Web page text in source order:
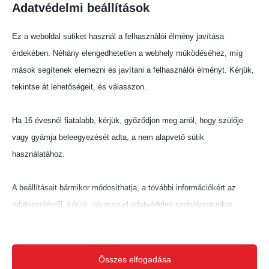
befejezéséig nem közöl további részleteket.
Megosztás:
Adatvédelmi beállítások
Ez a weboldal sütiket használ a felhasználói élmény javítása
érdekében. Néhány elengedhetetlen a webhely működéséhez, míg
mások segítenek elemezni és javítani a felhasználói élményt. Kérjük,
tekintse át lehetőségeit, és válasszon.
Ha 16 évesnél fiatalabb, kérjük, győződjön meg arról, hogy szülője
vagy gyámja beleegyezését adta, a nem alapvető sütik
használatához.
A beállításait bármikor módosíthatja, a további információkért az
adatkezelésről, kérjük, olvassa el adatvédelmi szabályzatunkat.
Ne feledje, hogy ha bizonyos típusú sütik, vagy szolgáltatások
Összes elfogadása